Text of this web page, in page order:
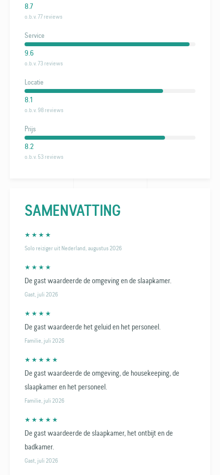
8.7
o.b.v. 77 reviews
Service
9.6
o.b.v. 73 reviews
Locatie
8.1
o.b.v. 98 reviews
Prijs
8.2
o.b.v. 53 reviews
SAMENVATTING
★ ★ ★ ★
Solo reiziger uit Nederland, augustus 2026
★ ★ ★ ★
De gast waardeerde de omgeving en de slaapkamer.
Gast, juli 2026
★ ★ ★ ★
De gast waardeerde het geluid en het personeel.
Familie, juli 2026
★ ★ ★ ★ ★
De gast waardeerde de omgeving, de housekeeping, de
slaapkamer en het personeel.
Familie, juli 2026
★ ★ ★ ★ ★
De gast waardeerde de slaapkamer, het ontbijt en de
badkamer.
Gast, juli 2026